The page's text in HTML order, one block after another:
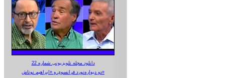
دانلود مجله تلویزیونی شماره 22
دو دیواره‌نورد فرانسوی و «ابراهیم نوتاش»